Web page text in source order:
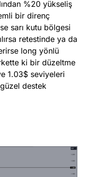
%20 yükseliş
bir direnç
sarı kutu bölgesi
retestinde ya da
long yönlü
ki bir düzeltme
1.03$ seviyeleri
destek